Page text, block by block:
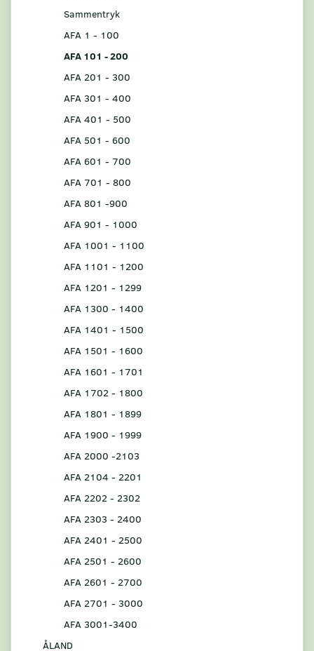
Sammentryk
AFA 1 - 100
AFA 101 - 200
AFA 201 - 300
AFA 301 - 400
AFA 401 - 500
AFA 501 - 600
AFA 601 - 700
AFA 701 - 800
AFA 801 -900
AFA 901 - 1000
AFA 1001 - 1100
AFA 1101 - 1200
AFA 1201 - 1299
AFA 1300 - 1400
AFA 1401 - 1500
AFA 1501 - 1600
AFA 1601 - 1701
AFA 1702 - 1800
AFA 1801 - 1899
AFA 1900 - 1999
AFA 2000 -2103
AFA 2104 - 2201
AFA 2202 - 2302
AFA 2303 - 2400
AFA 2401 - 2500
AFA 2501 - 2600
AFA 2601 - 2700
AFA 2701 - 3000
AFA 3001-3400
ÅLAND